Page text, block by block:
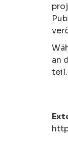
an
teil.